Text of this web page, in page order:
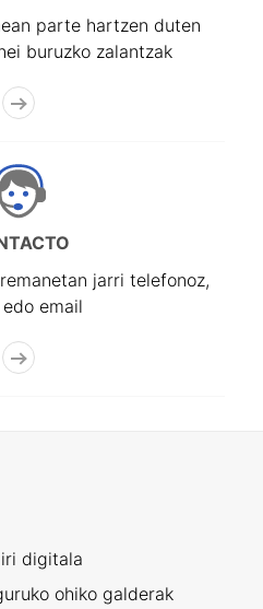
parte hartzen duten
buruzko zalantzak
jarri telefonoz,
email
digitala
ohiko galderak